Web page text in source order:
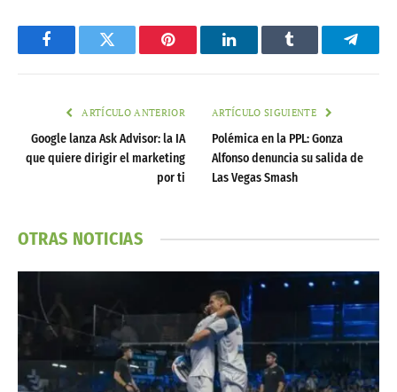
FacebookTwitter Pinterest LinkedInTumblr
ARTÍCULO ANTERIOR
Google lanza Ask Advisor: la IA
que quiere dirigir el marketing
por ti
ARTÍCULO SIGUIENTE
Polémica en la PPL: Gonza
Alfonso denuncia su salida de
Las Vegas Smash
OTRAS NOTICIAS